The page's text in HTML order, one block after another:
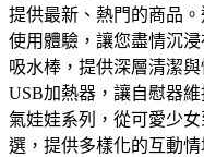
提供最新、熱門的商品
使用體驗，讓您盡情沉
吸水棒，提供深層清潔
USB加熱器，讓自慰器
氣娃娃系列，從可愛少
選，提供多樣化的互動